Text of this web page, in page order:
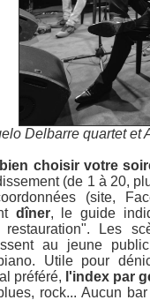
Delbarre quartet et
choisir votre
(de 1 à 20,
(site,
dîner, le guide
restauration". Les
au jeune
Utile pour
préféré, l'index par
rock... Aucun